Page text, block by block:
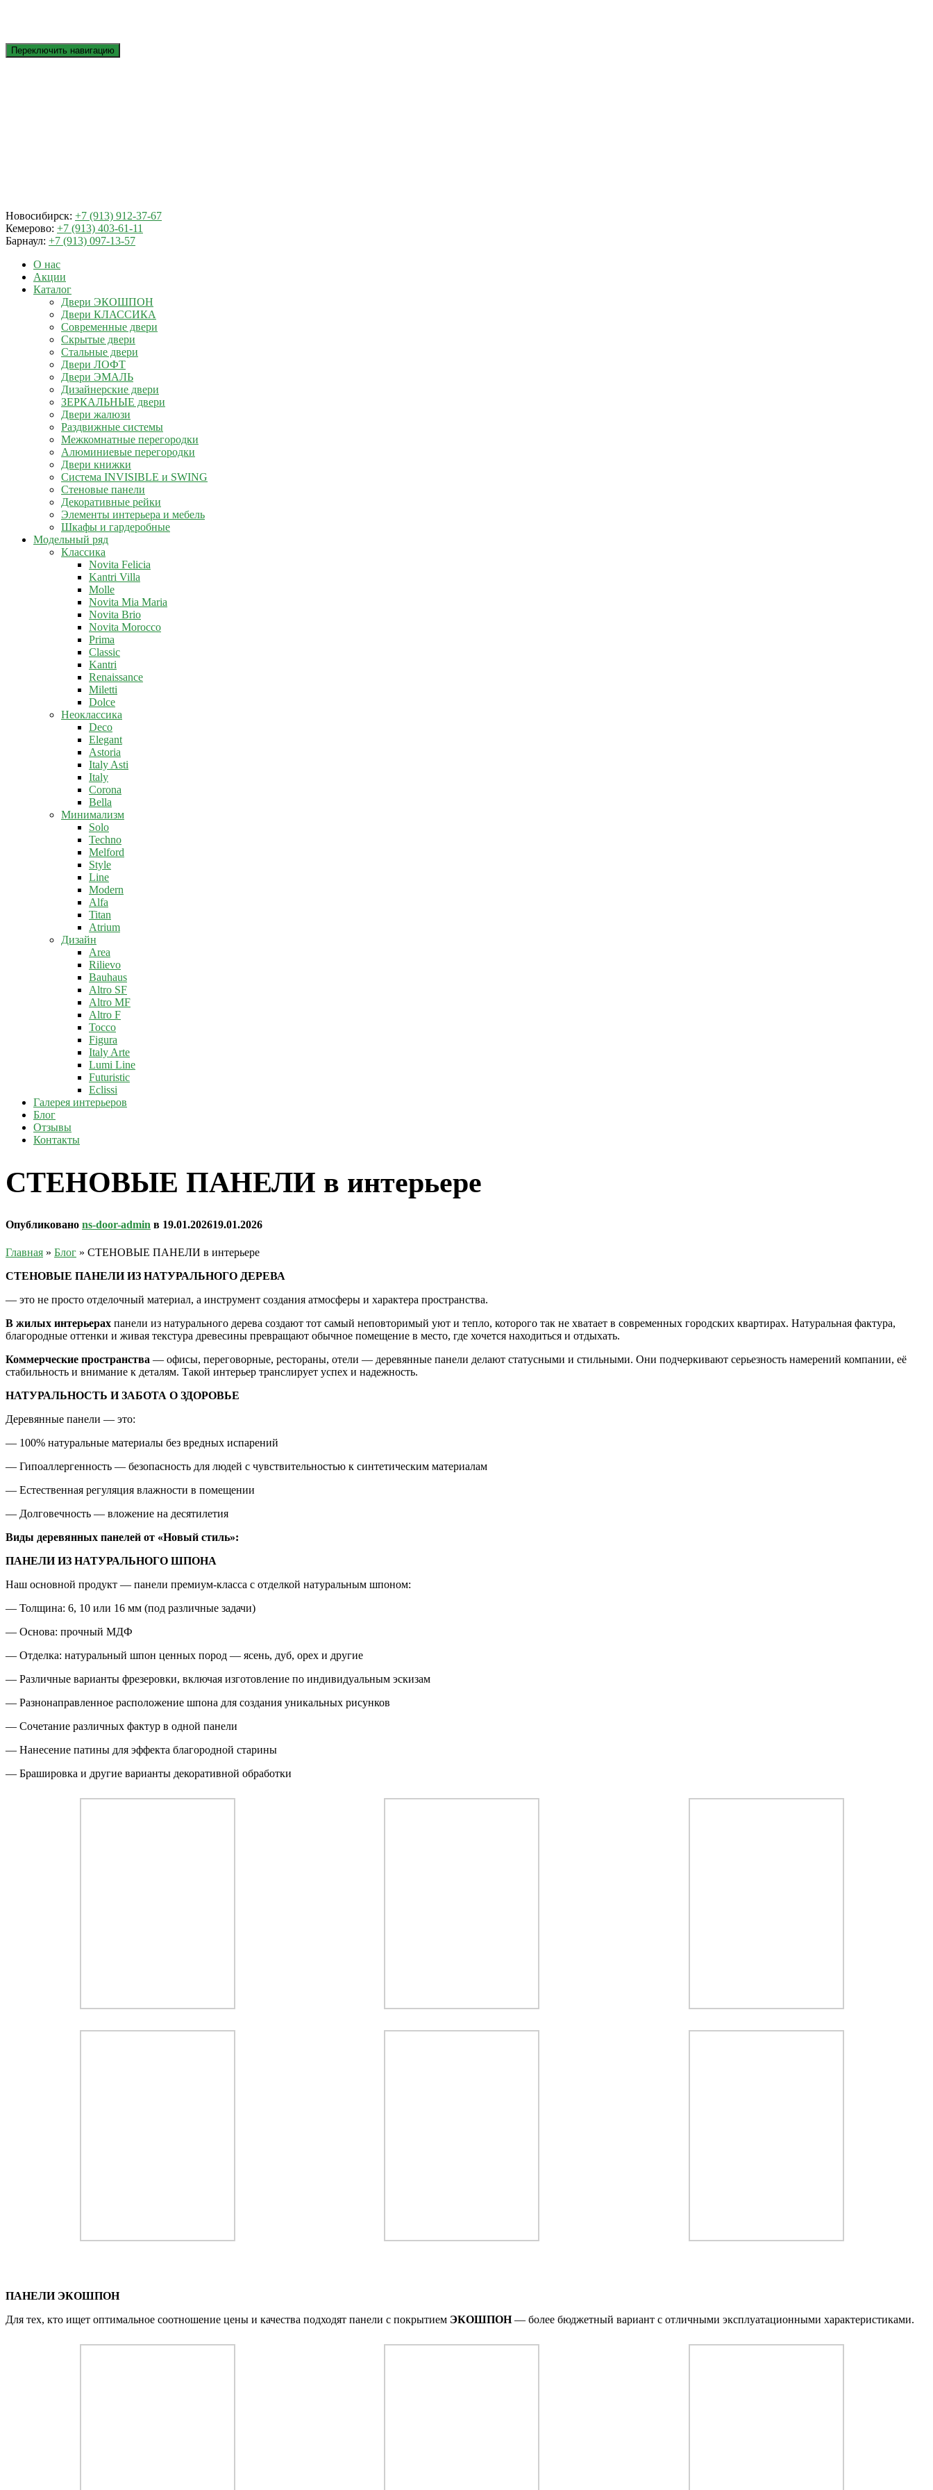
Переключить навигацию
Новосибирск: +7 (913) 912-37-67
Кемерово: +7 (913) 403-61-11
Барнаул: +7 (913) 097-13-57
О нас
Акции
Каталог
Двери ЭКОШПОН
Двери КЛАССИКА
Современные двери
Скрытые двери
Стальные двери
Двери ЛОФТ
Двери ЭМАЛЬ
Дизайнерские двери
ЗЕРКАЛЬНЫЕ двери
Двери жалюзи
Раздвижные системы
Межкомнатные перегородки
Алюминиевые перегородки
Двери книжки
Система INVISIBLE и SWING
Стеновые панели
Декоративные рейки
Элементы интерьера и мебель
Шкафы и гардеробные
Модельный ряд
Классика
Novita Felicia
Kantri Villa
Molle
Novita Mia Maria
Novita Brio
Novita Morocco
Prima
Classic
Kantri
Renaissance
Miletti
Dolce
Неоклассика
Deco
Elegant
Astoria
Italy Asti
Italy
Corona
Bella
Минимализм
Solo
Techno
Melford
Style
Line
Modern
Alfa
Titan
Atrium
Дизайн
Area
Rilievo
Bauhaus
Altro SF
Altro MF
Altro F
Tocco
Figura
Italy Arte
Lumi Line
Futuristic
Eclissi
Галерея интерьеров
Блог
Отзывы
Контакты
СТЕНОВЫЕ ПАНЕЛИ в интерьере
Опубликовано ns-door-admin в 19.01.202619.01.2026
Главная » Блог » СТЕНОВЫЕ ПАНЕЛИ в интерьере
СТЕНОВЫЕ ПАНЕЛИ ИЗ НАТУРАЛЬНОГО ДЕРЕВА
— это не просто отделочный материал, а инструмент создания атмосферы и характера пространства.
В жилых интерьерах панели из натурального дерева создают тот самый неповторимый уют и тепло, которого так не хватает в современных городских квартирах. Натуральная фактура,
благородные оттенки и живая текстура древесины превращают обычное помещение в место, где хочется находиться и отдыхать.
Коммерческие пространства — офисы, переговорные, рестораны, отели — деревянные панели делают статусными и стильными. Они подчеркивают серьезность намерений компании, её
стабильность и внимание к деталям. Такой интерьер транслирует успех и надежность.
НАТУРАЛЬНОСТЬ И ЗАБОТА О ЗДОРОВЬЕ
Деревянные панели — это:
— 100% натуральные материалы без вредных испарений
— Гипоаллергенность — безопасность для людей с чувствительностью к синтетическим материалам
— Естественная регуляция влажности в помещении
— Долговечность — вложение на десятилетия
Виды деревянных панелей от «Новый стиль»:
ПАНЕЛИ ИЗ НАТУРАЛЬНОГО ШПОНА
Наш основной продукт — панели премиум-класса с отделкой натуральным шпоном:
— Толщина: 6, 10 или 16 мм (под различные задачи)
— Основа: прочный МДФ
— Отделка: натуральный шпон ценных пород — ясень, дуб, орех и другие
— Различные варианты фрезеровки, включая изготовление по индивидуальным эскизам
— Разнонаправленное расположение шпона для создания уникальных рисунков
— Сочетание различных фактур в одной панели
— Нанесение патины для эффекта благородной старины
— Брашировка и другие варианты декоративной обработки
ПАНЕЛИ ЭКОШПОН
Для тех, кто ищет оптимальное соотношение цены и качества подходят панели с покрытием ЭКОШПОН— более бюджетный вариант с отличными эксплуатационными характеристиками.